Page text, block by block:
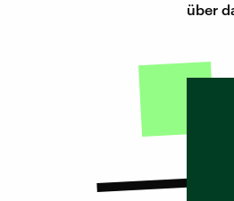
über